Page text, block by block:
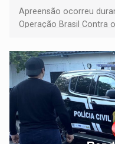
Apreensão ocorreu
Operação Brasil Contra